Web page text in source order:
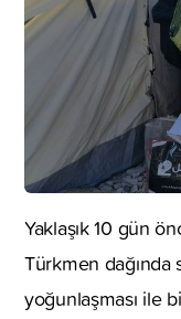
Yaklaşık 10 gün
Türkmen dağında
yoğunlaşması ile